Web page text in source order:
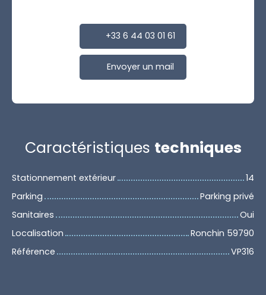
+33 6 44 03 01 61
Envoyer un mail
Caractéristiques techniques
Stationnement extérieur
14
Parking
Parking privé
Sanitaires
Oui
Localisation
Ronchin 59790
Référence
VP316